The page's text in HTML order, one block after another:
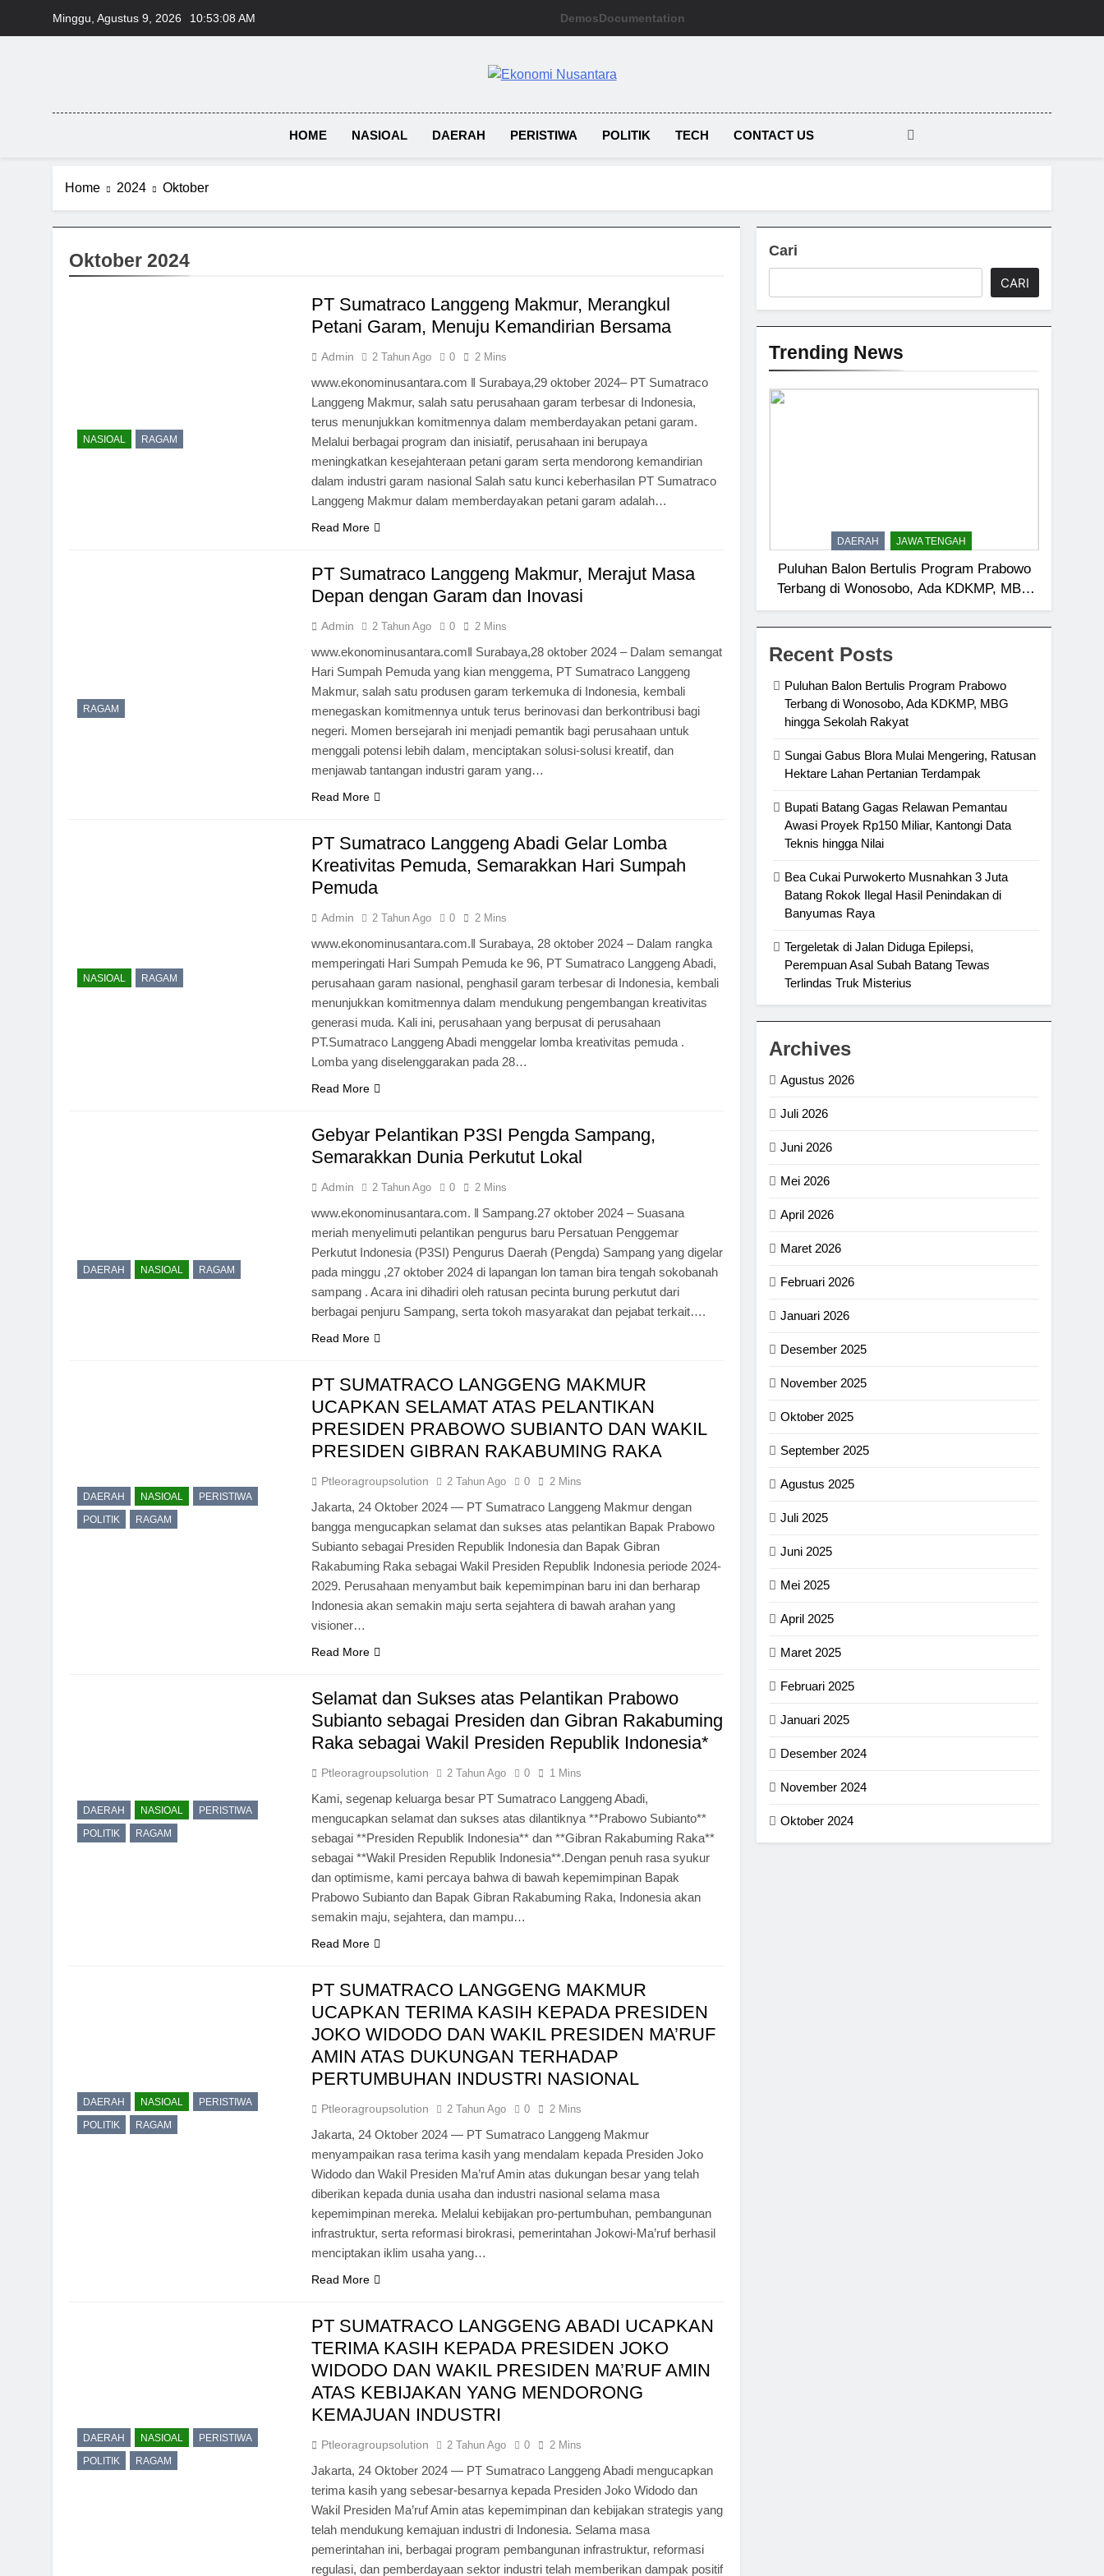
Minggu, Agustus 9, 2026 10:53:09 AM DemosDocumentation
Ekonomi Nusantara
HOME NASIOAL DAERAH PERISTIWA POLITIK TECH CONTACT US
Home 2024 Oktober
Oktober 2024
NASIOAL RAGAM
PT Sumatraco Langgeng Makmur, Merangkul
Petani Garam, Menuju Kemandirian Bersama
Admin 2 Tahun Ago 0 2 Mins
www.ekonominusantara.com ǁ Surabaya,29 oktober 2024– PT Sumatraco
Langgeng Makmur, salah satu perusahaan garam terbesar di Indonesia,
terus menunjukkan komitmennya dalam memberdayakan petani garam.
Melalui berbagai program dan inisiatif, perusahaan ini berupaya
meningkatkan kesejahteraan petani garam serta mendorong kemandirian
dalam industri garam nasional Salah satu kunci keberhasilan PT Sumatraco
Langgeng Makmur dalam memberdayakan petani garam adalah…
Read More
RAGAM
PT Sumatraco Langgeng Makmur, Merajut Masa
Depan dengan Garam dan Inovasi
Admin 2 Tahun Ago 0 2 Mins
www.ekonominusantara.comǁ Surabaya,28 oktober 2024 – Dalam semangat
Hari Sumpah Pemuda yang kian menggema, PT Sumatraco Langgeng
Makmur, salah satu produsen garam terkemuka di Indonesia, kembali
menegaskan komitmennya untuk terus berinovasi dan berkontribusi bagi
negeri. Momen bersejarah ini menjadi pemantik bagi perusahaan untuk
menggali potensi lebih dalam, menciptakan solusi-solusi kreatif, dan
menjawab tantangan industri garam yang…
Read More
NASIOAL RAGAM
PT Sumatraco Langgeng Abadi Gelar Lomba
Kreativitas Pemuda, Semarakkan Hari Sumpah
Pemuda
Admin 2 Tahun Ago 0 2 Mins
www.ekonominusantara.com.ǁ Surabaya, 28 oktober 2024 – Dalam rangka
memperingati Hari Sumpah Pemuda ke 96, PT Sumatraco Langgeng Abadi,
perusahaan garam nasional, penghasil garam terbesar di Indonesia, kembali
menunjukkan komitmennya dalam mendukung pengembangan kreativitas
generasi muda. Kali ini, perusahaan yang berpusat di perusahaan
PT.Sumatraco Langgeng Abadi menggelar lomba kreativitas pemuda .
Lomba yang diselenggarakan pada 28…
Read More
DAERAH NASIOAL RAGAM
Gebyar Pelantikan P3SI Pengda Sampang,
Semarakkan Dunia Perkutut Lokal
Admin 2 Tahun Ago 0 2 Mins
www.ekonominusantara.com. ǁ Sampang.27 oktober 2024 – Suasana
meriah menyelimuti pelantikan pengurus baru Persatuan Penggemar
Perkutut Indonesia (P3SI) Pengurus Daerah (Pengda) Sampang yang digelar
pada minggu ,27 oktober 2024 di lapangan lon taman bira tengah sokobanah
sampang . Acara ini dihadiri oleh ratusan pecinta burung perkutut dari
berbagai penjuru Sampang, serta tokoh masyarakat dan pejabat terkait….
Read More
DAERAH NASIOAL
PERISTIWA
POLITIK
RAGAM
PT SUMATRACO LANGGENG MAKMUR
UCAPKAN SELAMAT ATAS PELANTIKAN
PRESIDEN PRABOWO SUBIANTO DAN WAKIL
PRESIDEN GIBRAN RAKABUMING RAKA
Ptleoragroupsolution 2 Tahun Ago 0 2 Mins
Jakarta, 24 Oktober 2024 — PT Sumatraco Langgeng Makmur dengan
bangga mengucapkan selamat dan sukses atas pelantikan Bapak Prabowo
Subianto sebagai Presiden Republik Indonesia dan Bapak Gibran
Rakabuming Raka sebagai Wakil Presiden Republik Indonesia periode 2024-
2029. Perusahaan menyambut baik kepemimpinan baru ini dan berharap
Indonesia akan semakin maju serta sejahtera di bawah arahan yang
visioner…
Read More
DAERAH NASIOAL
PERISTIWA
POLITIK
RAGAM
Selamat dan Sukses atas Pelantikan Prabowo
Subianto sebagai Presiden dan Gibran Rakabuming
Raka sebagai Wakil Presiden Republik Indonesia*
Ptleoragroupsolution 2 Tahun Ago 0 1 Mins
Kami, segenap keluarga besar PT Sumatraco Langgeng Abadi,
mengucapkan selamat dan sukses atas dilantiknya **Prabowo Subianto**
sebagai **Presiden Republik Indonesia** dan **Gibran Rakabuming Raka**
sebagai **Wakil Presiden Republik Indonesia**.Dengan penuh rasa syukur
dan optimisme, kami percaya bahwa di bawah kepemimpinan Bapak
Prabowo Subianto dan Bapak Gibran Rakabuming Raka, Indonesia akan
semakin maju, sejahtera, dan mampu…
Read More
DAERAH NASIOAL
PERISTIWA
POLITIK
RAGAM
PT SUMATRACO LANGGENG MAKMUR
UCAPKAN TERIMA KASIH KEPADA PRESIDEN
JOKO WIDODO DAN WAKIL PRESIDEN MA’RUF
AMIN ATAS DUKUNGAN TERHADAP
PERTUMBUHAN INDUSTRI NASIONAL
Ptleoragroupsolution 2 Tahun Ago 0 2 Mins
Jakarta, 24 Oktober 2024 — PT Sumatraco Langgeng Makmur
menyampaikan rasa terima kasih yang mendalam kepada Presiden Joko
Widodo dan Wakil Presiden Ma’ruf Amin atas dukungan besar yang telah
diberikan kepada dunia usaha dan industri nasional selama masa
kepemimpinan mereka. Melalui kebijakan pro-pertumbuhan, pembangunan
infrastruktur, serta reformasi birokrasi, pemerintahan Jokowi-Ma’ruf berhasil
menciptakan iklim usaha yang…
Read More
DAERAH NASIOAL
PERISTIWA
POLITIK
RAGAM
PT SUMATRACO LANGGENG ABADI UCAPKAN
TERIMA KASIH KEPADA PRESIDEN JOKO
WIDODO DAN WAKIL PRESIDEN MA’RUF AMIN
ATAS KEBIJAKAN YANG MENDORONG
KEMAJUAN INDUSTRI
Ptleoragroupsolution 2 Tahun Ago 0 2 Mins
Jakarta, 24 Oktober 2024 — PT Sumatraco Langgeng Abadi mengucapkan
terima kasih yang sebesar-besarnya kepada Presiden Joko Widodo dan
Wakil Presiden Ma’ruf Amin atas kepemimpinan dan kebijakan strategis yang
telah mendukung kemajuan industri di Indonesia. Selama masa
pemerintahan ini, berbagai program pembangunan infrastruktur, reformasi
regulasi, dan pemberdayaan sektor industri telah memberikan dampak positif
Cari
CARI
Trending News
DAERAH JAWA TENGAH
Puluhan Balon Bertulis Program Prabowo
Terbang di Wonosobo, Ada KDKMP, MBG
hingga Sekolah Rakyat
Recent Posts
Puluhan Balon Bertulis Program Prabowo
Terbang di Wonosobo, Ada KDKMP, MBG
hingga Sekolah Rakyat
Sungai Gabus Blora Mulai Mengering, Ratusan
Hektare Lahan Pertanian Terdampak
Bupati Batang Gagas Relawan Pemantau
Awasi Proyek Rp150 Miliar, Kantongi Data
Teknis hingga Nilai
Bea Cukai Purwokerto Musnahkan 3 Juta
Batang Rokok Ilegal Hasil Penindakan di
Banyumas Raya
Tergeletak di Jalan Diduga Epilepsi,
Perempuan Asal Subah Batang Tewas
Terlindas Truk Misterius
Archives
Agustus 2026
Juli 2026
Juni 2026
Mei 2026
April 2026
Maret 2026
Februari 2026
Januari 2026
Desember 2025
November 2025
Oktober 2025
September 2025
Agustus 2025
Juli 2025
Juni 2025
Mei 2025
April 2025
Maret 2025
Februari 2025
Januari 2025
Desember 2024
November 2024
Oktober 2024